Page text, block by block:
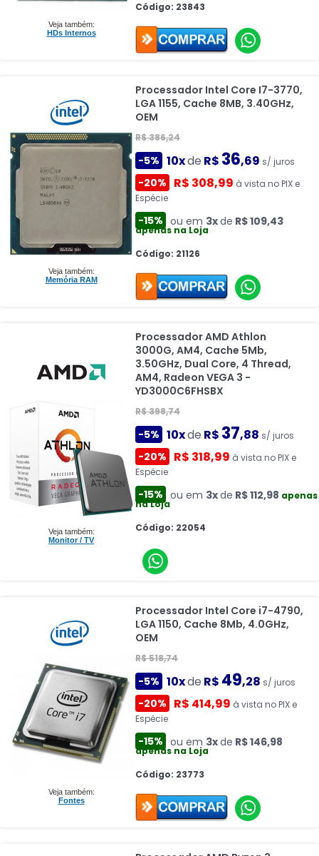
Veja também:
HDs Internos
Código: 23843
Veja também:
Memória RAM
Processador Intel Core I7-3770,
LGA 1155, Cache 8MB, 3.40GHz,
OEM
R$ 386,24
-5% 10xde R$ 36,69 s/ juros
-20% R$ 308,99 à vista no PIX e
Espécie
-15% ou em 3xde R$ 109,43
apenas na Loja
Código: 21126
Veja também:
Monitor / TV
Processador AMD Athlon
3000G, AM4, Cache 5Mb,
3.50GHz, Dual Core, 4 Thread,
AM4, Radeon VEGA 3 -
YD3000C6FHSBX
R$ 398,74
-5% 10xde R$ 37,88 s/ juros
-20% R$ 318,99 à vista no PIX e
Espécie
-15% ou em 3xde R$ 112,98 apenas
na Loja
Código: 22054
Veja também:
Fontes
Processador Intel Core i7-4790,
LGA 1150, Cache 8Mb, 4.0GHz,
OEM
R$ 518,74
-5% 10xde R$ 49,28 s/ juros
-20% R$ 414,99 à vista no PIX e
Espécie
-15% ou em 3xde R$ 146,98
apenas na Loja
Código: 23773